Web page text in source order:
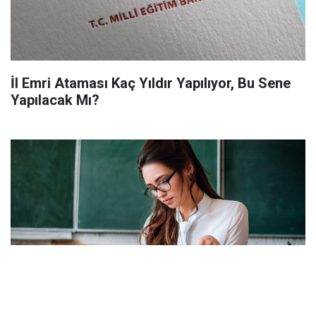
İl Emri Ataması Kaç Yıldır Yapılıyor, Bu Sene
Yapılacak Mı?